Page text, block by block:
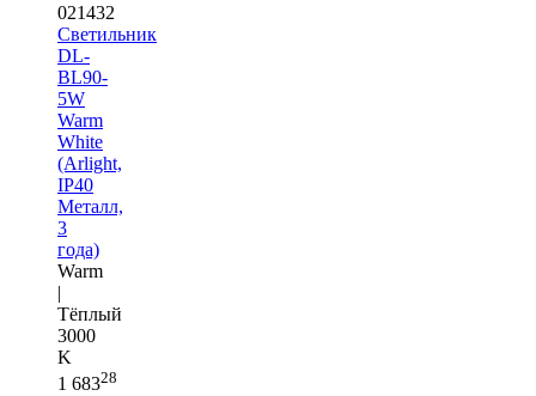
021432
Светильник
DL-
BL90-
5W
Warm
White
(Arlight,
IP40
Металл,
3
года)
Warm
|
Тёплый
3000
K
1 68328